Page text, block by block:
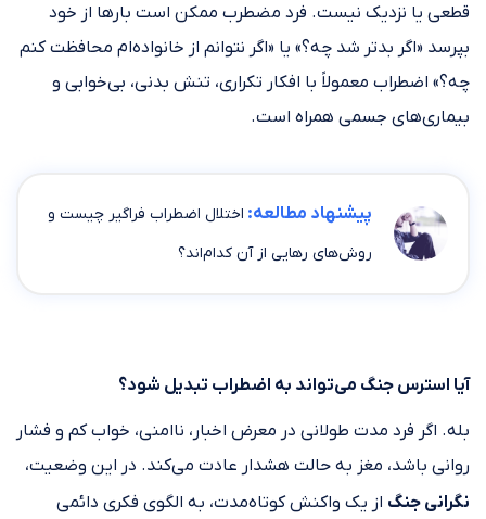
قطعی یا نزدیک نیست. فرد مضطرب ممکن است بارها از خود
بپرسد «اگر بدتر شد چه؟» یا «اگر نتوانم از خانواده‌ام محافظت کنم
چه؟» اضطراب معمولاً با افکار تکراری، تنش بدنی، بی‌خوابی و
بیماری‌های جسمی همراه است.
پیشنهاد مطالعه: اختلال اضطراب فراگیر چیست و
روش‌های رهایی از آن کدام‌اند؟
آیا استرس جنگ می‌تواند به اضطراب تبدیل شود؟
بله. اگر فرد مدت طولانی در معرض اخبار، ناامنی، خواب کم و فشار
روانی باشد، مغز به حالت هشدار عادت می‌کند. در این وضعیت،
نگرانی جنگ از یک واکنش کوتاه‌مدت، به الگوی فکری دائمی